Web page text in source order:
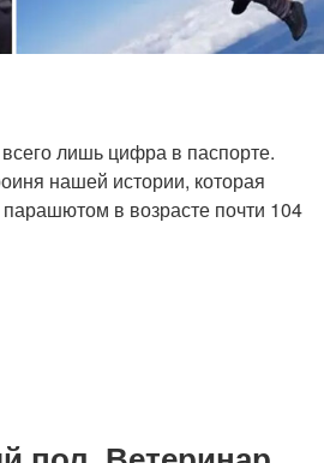
всего лишь цифра в паспорте.
нашей истории, которая
в возрасте почти 104